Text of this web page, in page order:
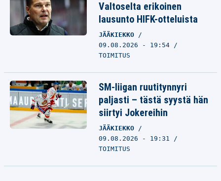
Valtoselta erikoinen
lausunto HIFK-otteluista
JÄÄKIEKKO
09.08.2026 - 19:54
TOIMITUS
SM-liigan ruutitynnyri
paljasti – tästä syystä hän
siirtyi Jokereihin
JÄÄKIEKKO
09.08.2026 - 19:31
TOIMITUS